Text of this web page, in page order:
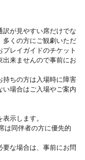
訳が見やすい席だけでな
多くの方にご観劇いただ
レイガイドのチケット
来ませんので事前にお
ちの方は入場時に障害
場合はご入場やご案内
示します。
は同伴者の方に優先的
要な場合は、事前にお問